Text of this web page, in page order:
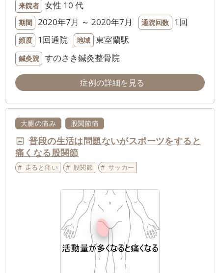
来院者 女性 10 代
期間 2020年7月 ～ 2020年7月 通院回数 1回
頻度 1回通院 地域 東室蘭駅
鍼灸院 すのさき鍼灸整骨院
症例の詳細を見る
大腿の痛み 股関節痛
普段の生活は問題ないがスポーツをすると
痛くなる股関節
走ると痛い 股関節 サッカー